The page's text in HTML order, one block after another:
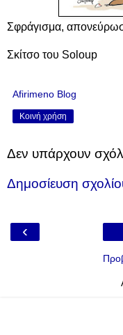
Σφράγισμα,
Σκίτσο του Soloup
Afirimeno Blog
Κοινή χρήση
Δεν υπάρχουν
Δημοσίευση
‹